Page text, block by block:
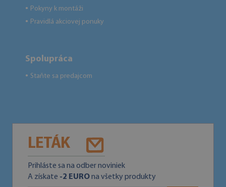
● Pokyny k montáži
● Pravidlá akciovej ponuky
Spolupráca
● Staňte sa predajcom
LETÁK
Prihláste sa na odber noviniek
A získate -2 EUROna všetky produkty